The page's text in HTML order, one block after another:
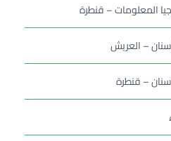
المعلومات – قنطرة
– العريش
– قنطرة